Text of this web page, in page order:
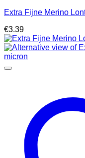
Extra Fijne Merino
€3.39